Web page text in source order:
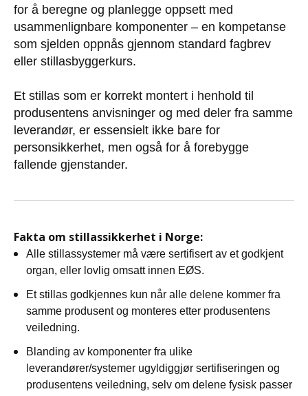
for å beregne og planlegge oppsett med
usammenlignbare komponenter – en kompetanse
som sjelden oppnås gjennom standard fagbrev
eller stillasbyggerkurs.
Et stillas som er korrekt montert i henhold til
produsentens anvisninger og med deler fra samme
leverandør, er essensielt ikke bare for
personsikkerhet, men også for å forebygge
fallende gjenstander.
Fakta om stillassikkerhet i Norge:
Alle stillassystemer må være sertifisert av et godkjent
organ, eller lovlig omsatt innen EØS.
Et stillas godkjennes kun når alle delene kommer fra
samme produsent og monteres etter produsentens
veiledning.
Blanding av komponenter fra ulike
leverandører/systemer ugyldiggjør sertifiseringen og
produsentens veiledning, selv om delene fysisk passer